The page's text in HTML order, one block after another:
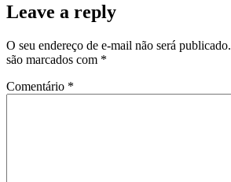
Leave a reply
O seu endereço de e-mail não será publicado.
são marcados com *
Comentário *